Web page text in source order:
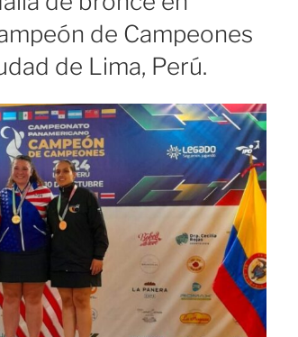
de Campeones
de Lima, Perú.